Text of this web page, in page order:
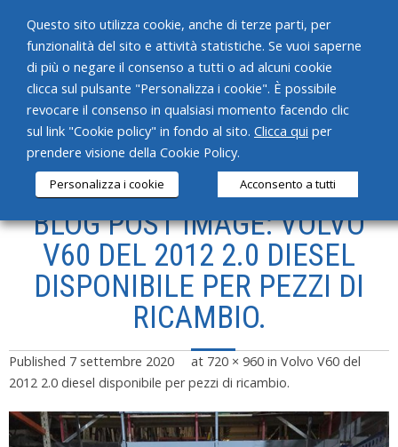
HOME
CHI SIAMO
SERVIZI
PRODOTTI
NEWS
BLOG POST IMAGE: VOLVO
V60 DEL 2012 2.0 DIESEL
DISPONIBILE PER PEZZI DI
RICAMBIO.
Published 7 settembre 2020 at 720 × 960 in Volvo V60 del
2012 2.0 diesel disponibile per pezzi di ricambio.
Questo sito utilizza cookie, anche di terze parti, per
funzionalità del sito e attività statistiche. Se vuoi saperne
di più o negare il consenso a tutti o ad alcuni cookie
clicca sul pulsante "Personalizza i cookie". È possibile
revocare il consenso in qualsiasi momento facendo clic
sul link "Cookie policy" in fondo al sito. Clicca qui per
prendere visione della Cookie Policy.
Personalizza i cookie Acconsento a tutti